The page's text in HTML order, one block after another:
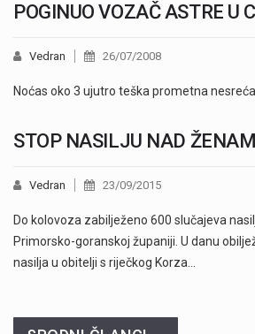
POGINUO VOZAČ ASTRE U
Vedran 26/07/2008
Noćas oko 3 ujutro teška prometna
STOP NASILJU NAD
Vedran 23/09/2015
Do kolovoza zabilježeno 600 slučajeva
Primorsko-goranskoj županiji. U danu
nasilja u obitelji s riječkog Korza…